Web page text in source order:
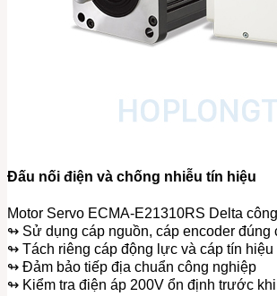
Đấu nối điện và chống nhiễu tín hiệu
Motor Servo ECMA-E21310RS Delta
↬ Sử dụng cáp nguồn, cáp encoder đúng
↬ Tách riêng cáp động lực và cáp tín hiệu
↬ Đảm bảo tiếp địa chuẩn công nghiệp
↬ Kiểm tra điện áp 200V ổn định trước